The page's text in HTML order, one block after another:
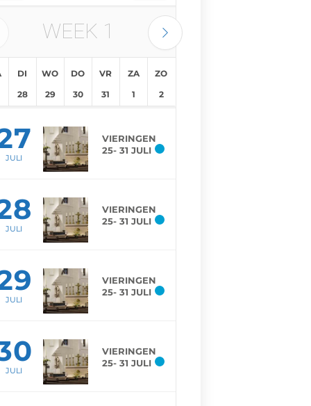
WEEK 1
DI
28
WO
29
DO
30
VR
31
ZA
1
ZO
2
JULI
VIERINGEN
25- 31 JULI
JULI
VIERINGEN
25- 31 JULI
JULI
VIERINGEN
25- 31 JULI
JULI
VIERINGEN
25- 31 JULI